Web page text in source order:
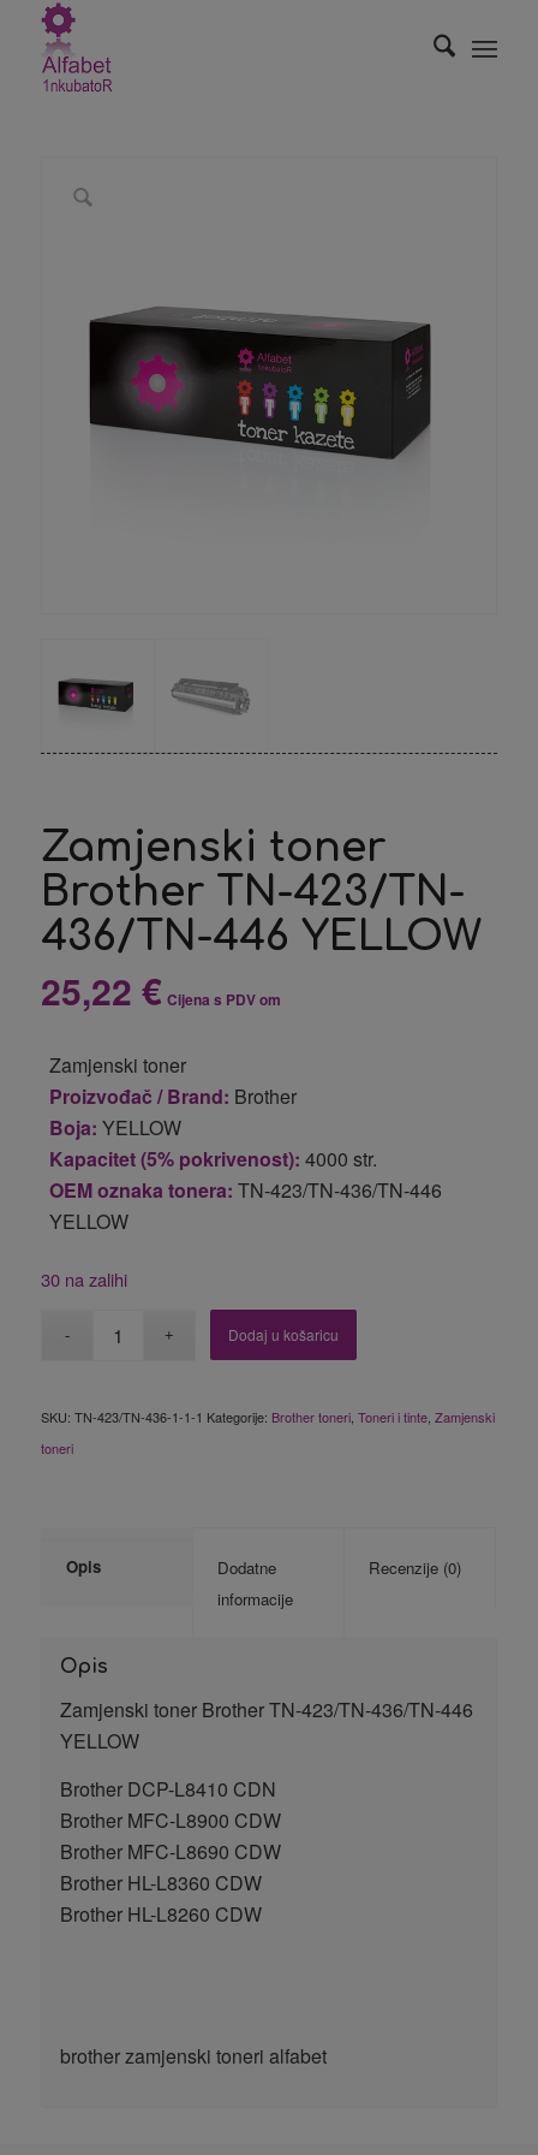
Zamjenski toner
Brother TN-423/TN-
436/TN-446 YELLOW
25,22 € Cijena s PDV om
Zamjenski toner
Proizvođač / Brand: Brother
Boja: YELLOW
Kapacitet (5% pokrivenost): 4000 str.
OEM oznaka tonera: TN-423/TN-436/TN-446
YELLOW
30 na zalihi
Dodaj u košaricu
SKU: TN-423/TN-436-1-1-1 Kategorije: Brother toneri, Toneri i tinte, Zamjenski
toneri
Opis
Dodatne
informacije
Recenzije (0)
Opis
Zamjenski toner Brother TN-423/TN-436/TN-446
YELLOW
Brother DCP-L8410 CDN
Brother MFC-L8900 CDW
Brother MFC-L8690 CDW
Brother HL-L8360 CDW
Brother HL-L8260 CDW
brother zamjenski toneri alfabet